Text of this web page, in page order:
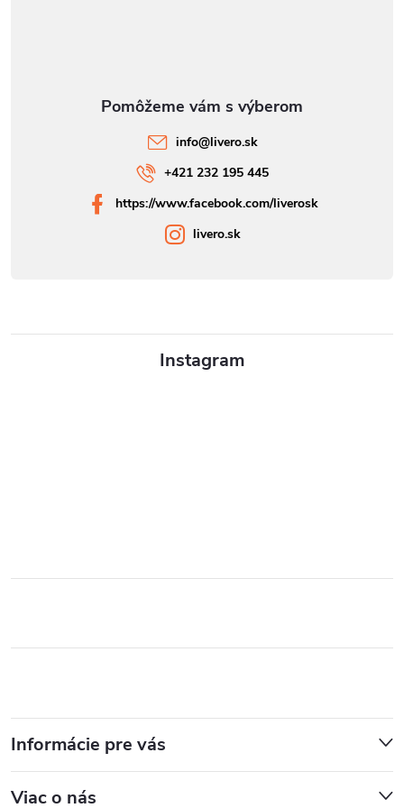
Instagram
Informácie pre vás
Viac o nás
info@livero.sk
+421 232 195 445
https://www.facebook.com/liverosk
livero.sk